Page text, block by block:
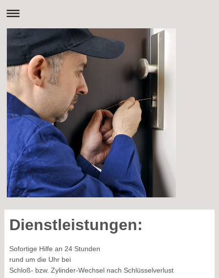
Dienstleistungen:
Sofortige Hilfe an 24 Stunden
rund um die Uhr bei
Schloß- bzw. Zylinder-Wechsel nach Schlüsselverlust